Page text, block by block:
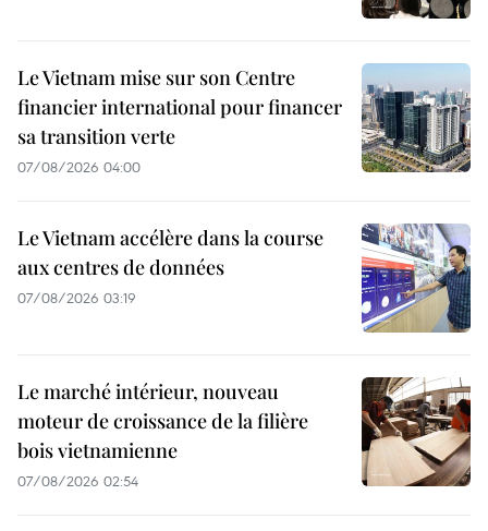
Le Vietnam mise sur son Centre
financier international pour financer
sa transition verte
07/08/2026 04:00
Le Vietnam accélère dans la course
aux centres de données
07/08/2026 03:19
Le marché intérieur, nouveau
moteur de croissance de la filière
bois vietnamienne
07/08/2026 02:54